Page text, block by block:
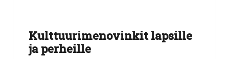
Kulttuurimenovinkit lapsille
ja perheille